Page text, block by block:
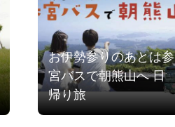
お伊勢参りのあとは参
宮バスで朝熊山へ 日
帰り旅